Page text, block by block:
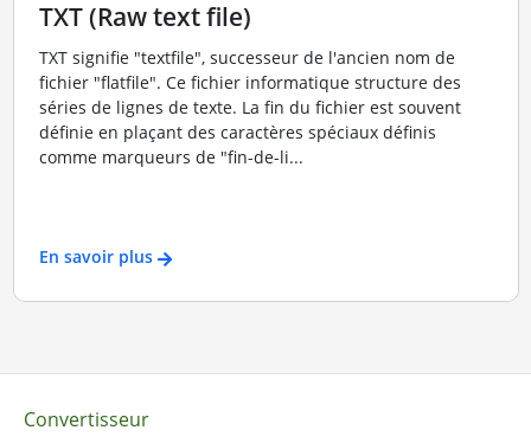
TXT (Raw text file)
TXT signifie "textfile", successeur de l'ancien nom de
fichier "flatfile". Ce fichier informatique structure des
séries de lignes de texte. La fin du fichier est souvent
définie en plaçant des caractères spéciaux définis
comme marqueurs de "fin-de-li...
En savoir plus
Convertisseur